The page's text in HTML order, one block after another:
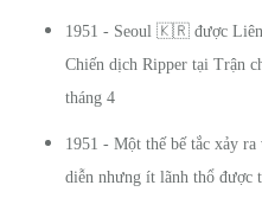
1951 - Seoul 🇰🇷 được
Chiến dịch Ripper tại Trận
tháng 4
1951 - Một thế bế tắc xảy
diễn nhưng ít lãnh thổ được